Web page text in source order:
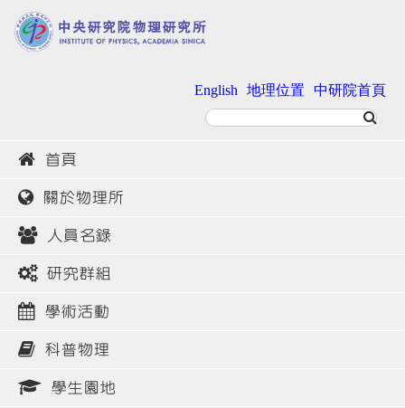
English 地理位置 中研院首頁
首頁
關於物理所
人員名錄
研究群組
學術活動
科普物理
學生園地